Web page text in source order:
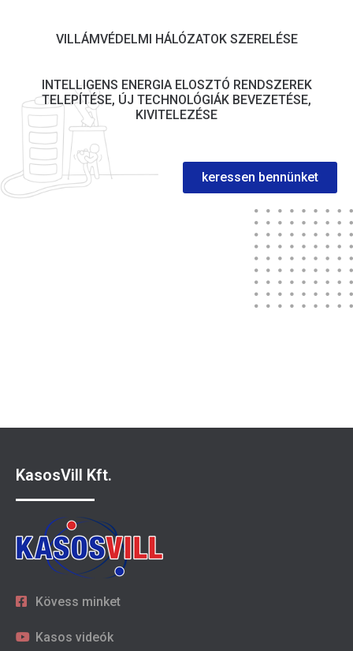
VILLÁMVÉDELMI HÁLÓZATOK SZERELÉSE
INTELLIGENS ENERGIA ELOSZTÓ RENDSZEREK
TELEPÍTÉSE, ÚJ TECHNOLÓGIÁK BEVEZETÉSE,
KIVITELEZÉSE
keressen bennünket
KasosVill Kft.
Kövess minket
Kasos videók